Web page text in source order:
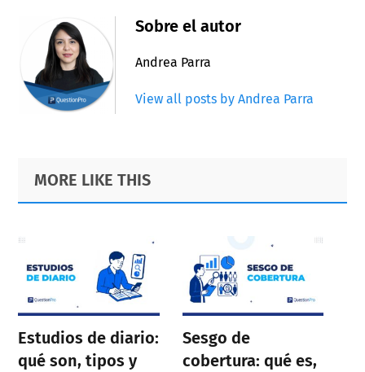
Sobre el autor
Andrea Parra
View all posts by Andrea Parra
Primary
Sidebar
Footer
MORE LIKE THIS
Estudios de diario:
qué son, tipos y
Sesgo de
cobertura: qué es,